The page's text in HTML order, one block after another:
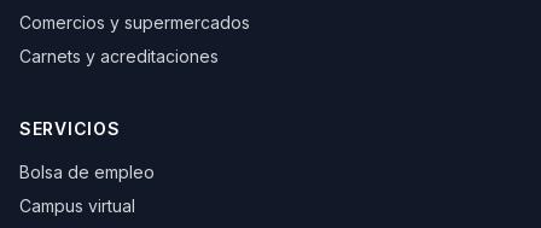
Comercios y supermercados
Carnets y acreditaciones
SERVICIOS
Bolsa de empleo
Campus virtual